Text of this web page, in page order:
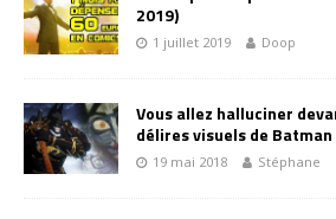
2019)
1 juillet 2019 Doop
Vous allez halluciner
délires visuels de
19 mai 2018 Stéphane